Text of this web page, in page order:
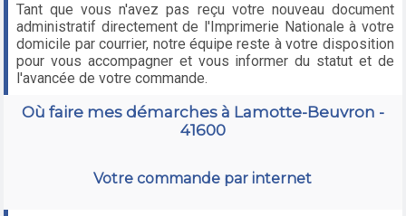
Tant que vous n'avez pas reçu votre nouveau document
administratif directement de l'Imprimerie Nationale à votre
domicile par courrier, notre équipe reste à votre disposition
pour vous accompagner et vous informer du statut et de
l'avancée de votre commande.
Où faire mes démarches à Lamotte-Beuvron -
41600
Votre commande par internet